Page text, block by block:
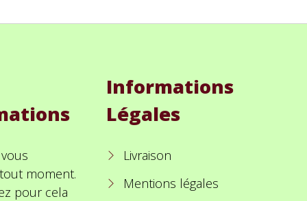
moment.
pour cela
Informations
Légales
Livraison
Mentions légales